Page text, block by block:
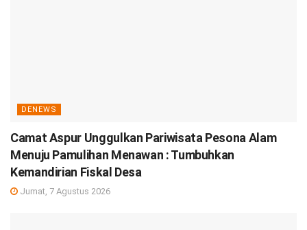
DENEWS
Camat Aspur Unggulkan Pariwisata Pesona Alam
Menuju Pamulihan Menawan : Tumbuhkan
Kemandirian Fiskal Desa
Jumat, 7 Agustus 2026